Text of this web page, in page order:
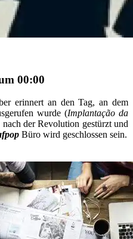
00:00
erinnert an den Tag, an dem
wurde (Implantação da
der Revolution gestürzt und
Büro wird geschlossen sein.